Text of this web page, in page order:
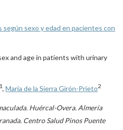
sexo y edad en pacientes con
and age in patients with urinary
1, María de la Sierra Girón-Prieto2
Huércal-Overa. Almería
Centro Salud Pinos Puente